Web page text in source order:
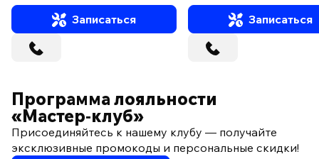
Записаться
Записаться
Программа лояльности
«Мастер‑клуб»
Присоединяйтесь к нашему клубу — получайте
эксклюзивные промокоды и персональные скидки!